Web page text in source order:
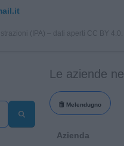
(IPA) – dati aperti CC BY 4.0.
Le aziende
Melendugno
Azienda